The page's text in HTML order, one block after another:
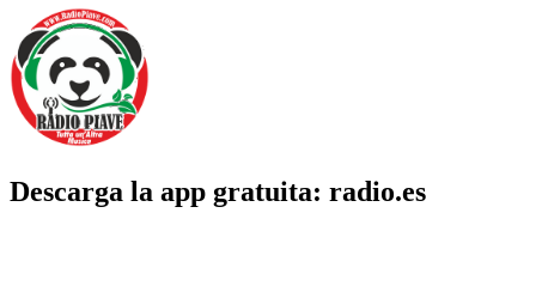
Descarga la app gratuita: radio.es